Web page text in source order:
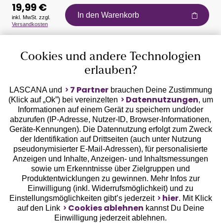
Auszeichnungen
Geprüfte Sicherheit
Unsere Apps
19,99 €
inkl. MwSt. zzgl.
Versandkosten
In den Warenkorb
Cookies und andere Technologien
erlauben?
LASCANA und 7 Partnerbrauchen Deine Zustimmung
(Klick auf „Ok”) bei vereinzelten
Datennutzungen, um
Informationen auf einem Gerät zu speichern und/oder
abzurufen (IP-Adresse, Nutzer-ID, Browser-Informationen,
Geräte-Kennungen). Die Datennutzung erfolgt zum Zweck
der Identifikation auf Drittseiten (auch unter Nutzung
pseudonymisierter E-Mail-Adressen), für personalisierte
Anzeigen und Inhalte, Anzeigen- und Inhaltsmessungen
sowie um Erkenntnisse über Zielgruppen und
Produktentwicklungen zu gewinnen. Mehr Infos zur
Einwilligung (inkl. Widerrufsmöglichkeit) und zu
Einstellungsmöglichkeiten gibt’s jederzeit
hier. Mit Klick
auf den Link
Cookies ablehnen kannst Du Deine
Einwilligung jederzeit ablehnen.